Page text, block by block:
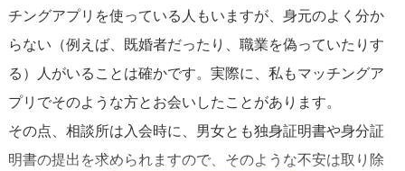
ィの要求レベルを考え、最適な方法を選ぶことをお勧めし
ます。
チングアプリを使っている人もいますが、身元のよく分か
らない（例えば、既婚者だったり、職業を偽っていたりす
る）人がいることは確かです。実際に、私もマッチングア
プリでそのような方とお会いしたことがあります。
その点、相談所は入会時に、男女とも独身証明書や身分証
明書の提出を求められますので、そのような不安は取り除